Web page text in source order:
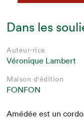
Dans les
Auteur·rice
Véronique Lambert
Maison d'édition
FONFON
Amédée est un